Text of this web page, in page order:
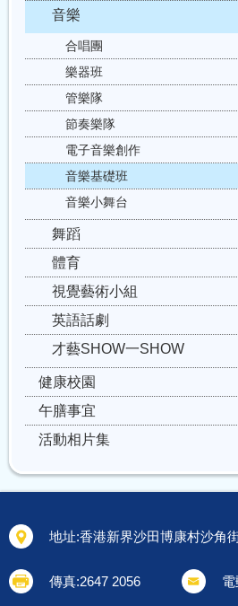
音樂
合唱團
樂器班
管樂隊
節奏樂隊
電子音樂創作
音樂基礎班
音樂小舞台
舞蹈
體育
視覺藝術小組
英語話劇
才藝SHOW一SHOW
健康校園
午膳事宜
活動相片集
地址:香港新界沙田博康村沙角
傳真:2647 2056 電